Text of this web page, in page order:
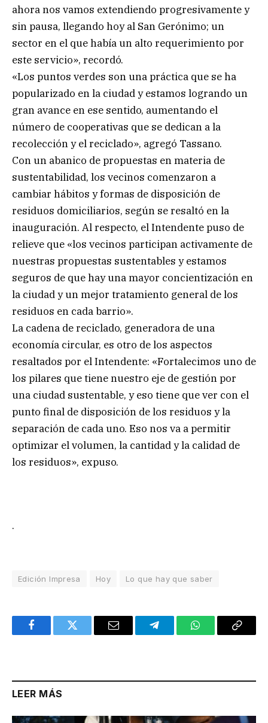
ahora nos vamos extendiendo progresivamente y
sin pausa, llegando hoy al San Gerónimo; un
sector en el que había un alto requerimiento por
este servicio», recordó.
«Los puntos verdes son una práctica que se ha
popularizado en la ciudad y estamos logrando un
gran avance en ese sentido, aumentando el
número de cooperativas que se dedican a la
recolección y el reciclado», agregó Tassano.
Con un abanico de propuestas en materia de
sustentabilidad, los vecinos comenzaron a
cambiar hábitos y formas de disposición de
residuos domiciliarios, según se resaltó en la
inauguración. Al respecto, el Intendente puso de
relieve que «los vecinos participan activamente de
nuestras propuestas sustentables y estamos
seguros de que hay una mayor concientización en
la ciudad y un mejor tratamiento general de los
residuos en cada barrio».
La cadena de reciclado, generadora de una
economía circular, es otro de los aspectos
resaltados por el Intendente: «Fortalecimos uno de
los pilares que tiene nuestro eje de gestión por
una ciudad sustentable, y eso tiene que ver con el
punto final de disposición de los residuos y la
separación de cada uno. Eso nos va a permitir
optimizar el volumen, la cantidad y la calidad de
los residuos», expuso.
.
Edición Impresa Hoy Lo que hay que saber
FacebookTwitter Email TelegramWhatsAppCopy
LEER MÁS